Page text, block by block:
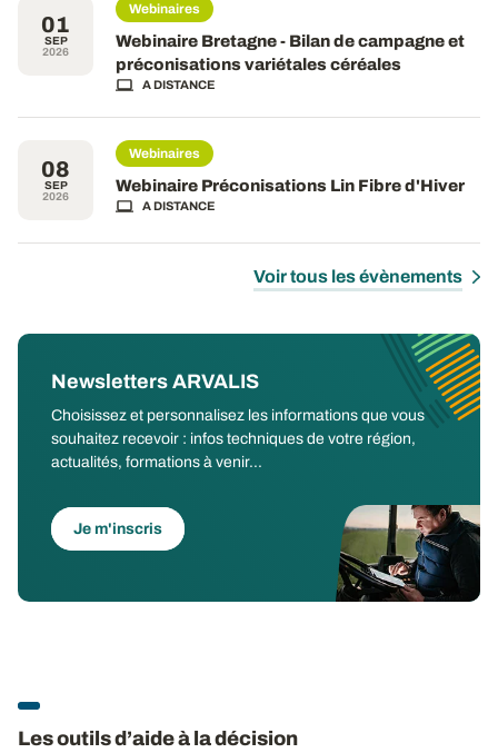
01
SEP
2026
Webinaires
Webinaire Bretagne - Bilan de campagne et
préconisations variétales céréales
A DISTANCE
08
SEP
2026
Webinaires
Webinaire Préconisations Lin Fibre d'Hiver
A DISTANCE
Voir tous les évènements
Newsletters ARVALIS
Choisissez et personnalisez les informations que vous
souhaitez recevoir : infos techniques de votre région,
actualités, formations à venir...
Je m'inscris
Les outils d’aide à la décision